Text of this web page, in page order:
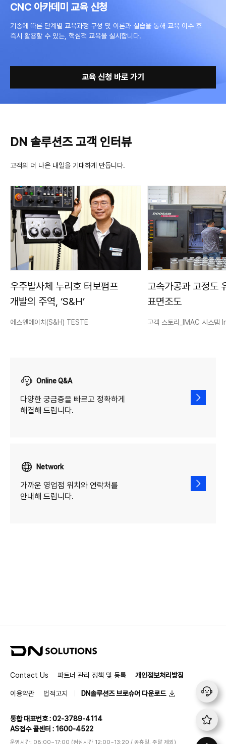
CNC 아카데미 교육 신청
기종에 따른 단계별 교육과정 구성 및 이론과 실습을 통해 교육 이수 후
즉시 활용할 수 있는, 핵심적 교육을 실시합니다.
교육 신청 바로 가기
DN 솔루션즈 고객 인터뷰
고객의 더 나은 내일을 기대하게 만듭니다.
우주발사체 누리호 터보펌프
개발의 주역, ‘S&H’
에스엔에이치(S&H) TESTE
고속가공과 고정도
표면조도
고객 스토리_IMAC 시스템
Online Q&A
다양한 궁금증을 빠르고 정확하게
해결해 드립니다.
Network
가까운 영업점 위치와 연락처를
안내해 드립니다.
D
S
l
i
o
n
Contact Us 파트너 관리 정책 및 등록 개인정보처리방침
이용약관 법적고지 DN솔루션즈 브로슈어 다운로드
통합 대표번호 : 02-3789-4114
AS접수 콜센터 : 1600-4522
운영시간: 08:00~17:00 (점심시간 12:00~13:20 / 공휴일, 주말 제외)